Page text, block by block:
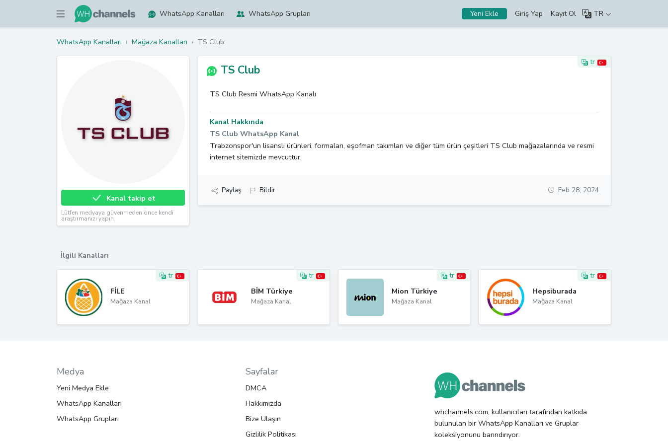
WhatsApp Kanalları WhatsApp Grupları Yeni Ekle Giriş Yap Kayıt Ol TR
WhatsApp Kanalları › Mağaza Kanalları › TS Club
Kanal takip et
Lütfen medyaya güvenmeden önce kendi
araştırmanızı yapın.
tr
TS Club
TS Club Resmi WhatsApp Kanalı
Kanal Hakkında
TS Club WhatsApp Kanal
Trabzonspor'un lisanslı ürünleri, formaları, eşofman takımları ve diğer tüm ürün çeşitleri TS Club mağazalarında ve resmi
internet sitemizde mevcuttur.
Paylaş Bildir Feb 28, 2024
İlgili Kanalları
tr
FİLE
Mağaza Kanal
tr
BİM Türkiye
Mağaza Kanal
tr
Mion Türkiye
Mağaza Kanal
tr
Hepsiburada
Mağaza Kanal
Medya
Yeni Medya Ekle
WhatsApp Kanalları
WhatsApp Grupları
Sayfalar
DMCA
Hakkımızda
Bize Ulaşın
Gizlilik Politikası
whchannels.com, kullanıcıları tarafından katkıda
bulunulan bir WhatsApp Kanalları ve Gruplar
koleksiyonunu barındırıyor.